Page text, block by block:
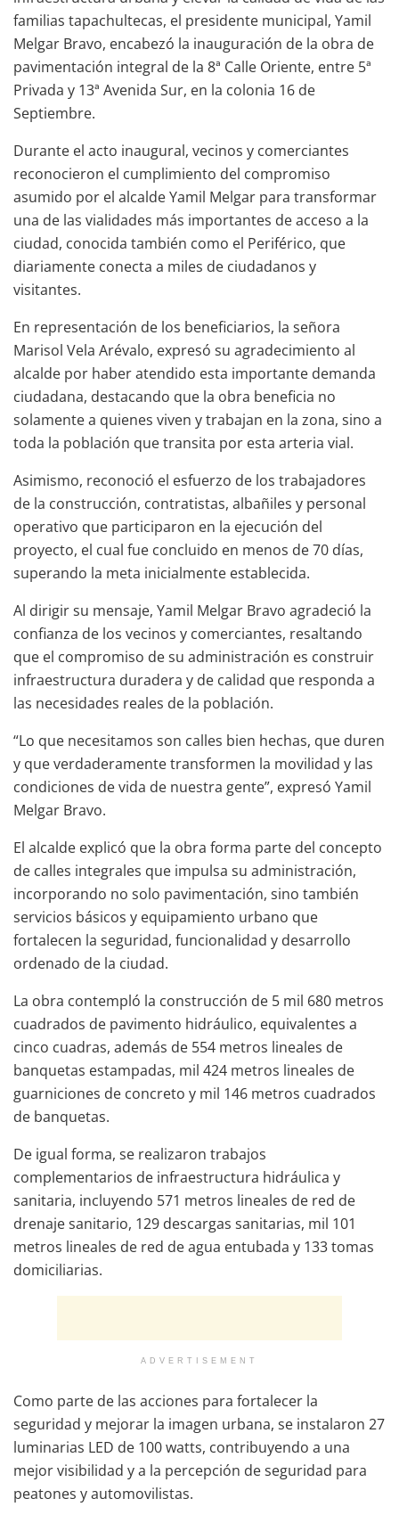
familias tapachultecas, el presidente municipal, Yamil
Melgar Bravo, encabezó la inauguración de la obra de
pavimentación integral de la 8ª Calle Oriente, entre 5ª
Privada y 13ª Avenida Sur, en la colonia 16 de
Septiembre.
Durante el acto inaugural, vecinos y comerciantes
reconocieron el cumplimiento del compromiso
asumido por el alcalde Yamil Melgar para transformar
una de las vialidades más importantes de acceso a la
ciudad, conocida también como el Periférico, que
diariamente conecta a miles de ciudadanos y
visitantes.
En representación de los beneficiarios, la señora
Marisol Vela Arévalo, expresó su agradecimiento al
alcalde por haber atendido esta importante demanda
ciudadana, destacando que la obra beneficia no
solamente a quienes viven y trabajan en la zona, sino a
toda la población que transita por esta arteria vial.
Asimismo, reconoció el esfuerzo de los trabajadores
de la construcción, contratistas, albañiles y personal
operativo que participaron en la ejecución del
proyecto, el cual fue concluido en menos de 70 días,
superando la meta inicialmente establecida.
Al dirigir su mensaje, Yamil Melgar Bravo agradeció la
confianza de los vecinos y comerciantes, resaltando
que el compromiso de su administración es construir
infraestructura duradera y de calidad que responda a
las necesidades reales de la población.
“Lo que necesitamos son calles bien hechas, que duren
y que verdaderamente transformen la movilidad y las
condiciones de vida de nuestra gente”, expresó Yamil
Melgar Bravo.
El alcalde explicó que la obra forma parte del concepto
de calles integrales que impulsa su administración,
incorporando no solo pavimentación, sino también
servicios básicos y equipamiento urbano que
fortalecen la seguridad, funcionalidad y desarrollo
ordenado de la ciudad.
La obra contempló la construcción de 5 mil 680 metros
cuadrados de pavimento hidráulico, equivalentes a
cinco cuadras, además de 554 metros lineales de
banquetas estampadas, mil 424 metros lineales de
guarniciones de concreto y mil 146 metros cuadrados
de banquetas.
De igual forma, se realizaron trabajos
complementarios de infraestructura hidráulica y
sanitaria, incluyendo 571 metros lineales de red de
drenaje sanitario, 129 descargas sanitarias, mil 101
metros lineales de red de agua entubada y 133 tomas
domiciliarias.
ADVERTISEMENT
Como parte de las acciones para fortalecer la
seguridad y mejorar la imagen urbana, se instalaron 27
luminarias LED de 100 watts, contribuyendo a una
mejor visibilidad y a la percepción de seguridad para
peatones y automovilistas.